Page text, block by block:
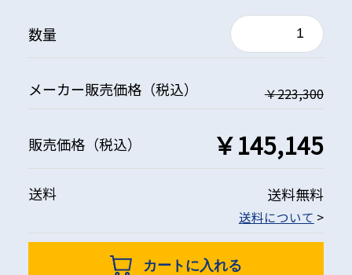
数量
メーカー販売価格（税込） ￥223,300
販売価格（税込） ￥145,145
送料 送料無料
送料について >
カートに入れる